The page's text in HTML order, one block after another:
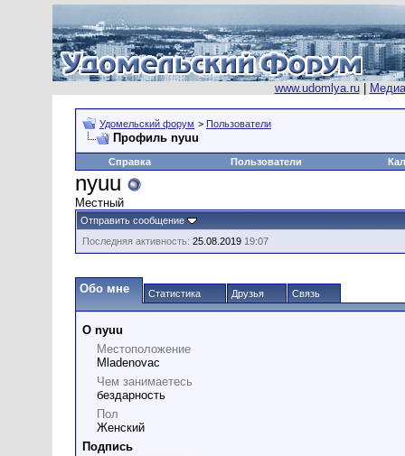
www.udomlya.ru|
Удомельский форум > Пользователи
Профиль nyuu
Справка Пользователи
nyuu
Местный
Отправить сообщение
Последняя активность: 25.08.2019 19:07
Обо мне Статистика Друзья Связь
О nyuu
Местоположение
Mladenovac
Чем занимаетесь
бездарность
Пол
Женский
Подпись